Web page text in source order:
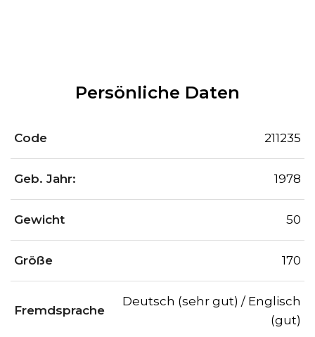
Persönliche Daten
Code 211235
Geb. Jahr: 1978
Gewicht 50
Größe 170
Fremdsprache
Deutsch (sehr gut) / Englisch
(gut)